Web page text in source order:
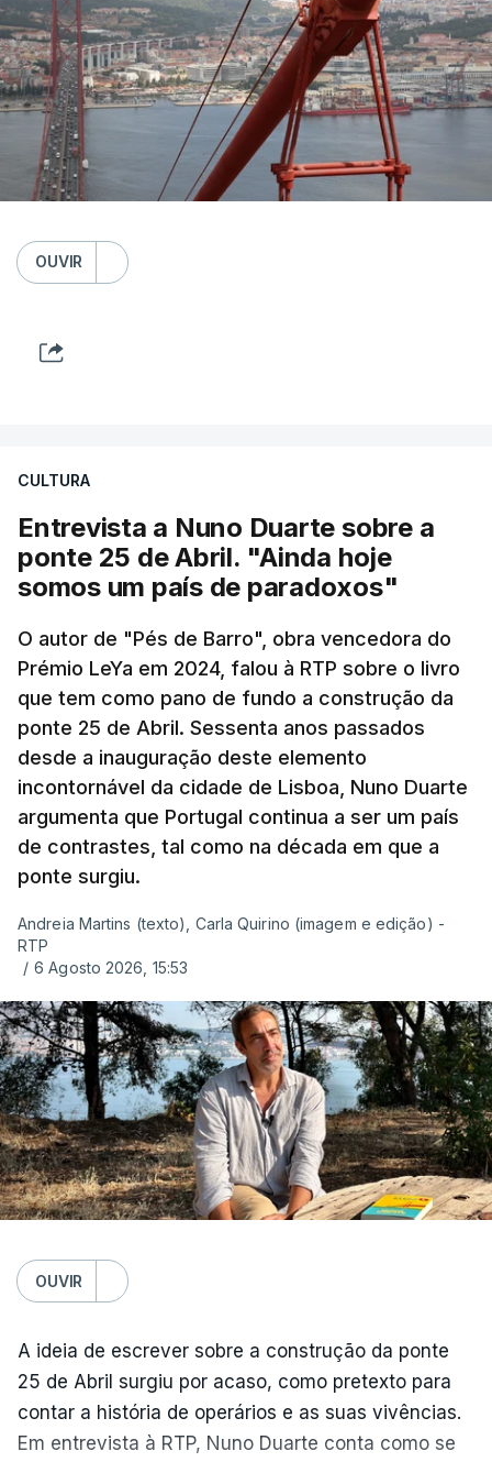
OUVIR
CULTURA
Entrevista a Nuno Duarte sobre a
ponte 25 de Abril. "Ainda hoje
somos um país de paradoxos"
O autor de "Pés de Barro", obra vencedora do
Prémio LeYa em 2024, falou à RTP sobre o livro
que tem como pano de fundo a construção da
ponte 25 de Abril. Sessenta anos passados
desde a inauguração deste elemento
incontornável da cidade de Lisboa, Nuno Duarte
argumenta que Portugal continua a ser um país
de contrastes, tal como na década em que a
ponte surgiu.
Andreia Martins (texto), Carla Quirino (imagem e edição) -
RTP
/ 6 Agosto 2026, 15:53
OUVIR
A ideia de escrever sobre a construção da ponte
25 de Abril surgiu por acaso, como pretexto para
contar a história de operários e as suas vivências.
Em entrevista à RTP, Nuno Duarte conta como se